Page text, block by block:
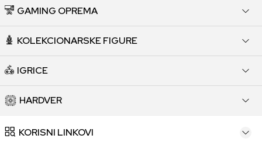
GAMING OPREMA
KOLEKCIONARSKE FIGURE
IGRICE
HARDVER
KORISNI LINKOVI